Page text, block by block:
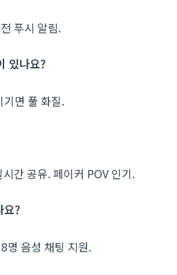
푸시 알림.
있나요?
기면 풀 화질.
간 공유. 페이커 POV 인기.
요?
명 음성 채팅 지원.